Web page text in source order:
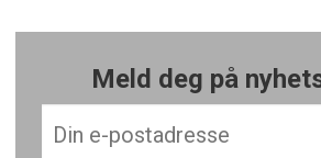
Meld deg på